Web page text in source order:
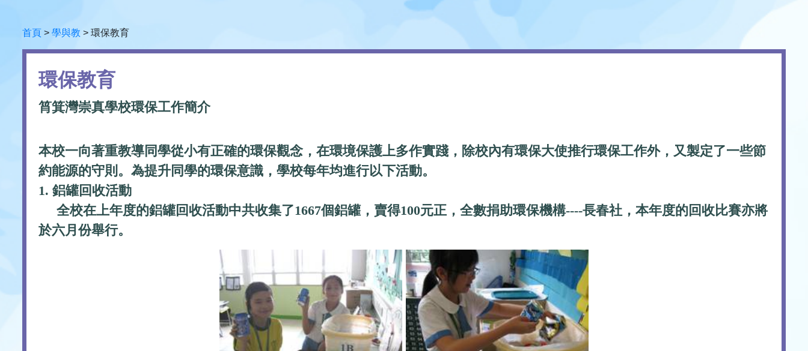
首頁 > 學與教 > 環保教育
環保教育
筲箕灣崇真學校環保工作簡介
本校一向著重教導同學從小有正確的環保觀念，在環境保護上多作實踐，除校內有環保大使推行環保工作外，又製定了一些節
約能源的守則。為提升同學的環保意識，學校每年均進行以下活動。
1. 鋁罐回收活動
全校在上年度的鋁罐回收活動中共收集了1667個鋁罐，賣得100元正，全數捐助環保機構----長春社，本年度的回收比賽亦將
於六月份舉行。